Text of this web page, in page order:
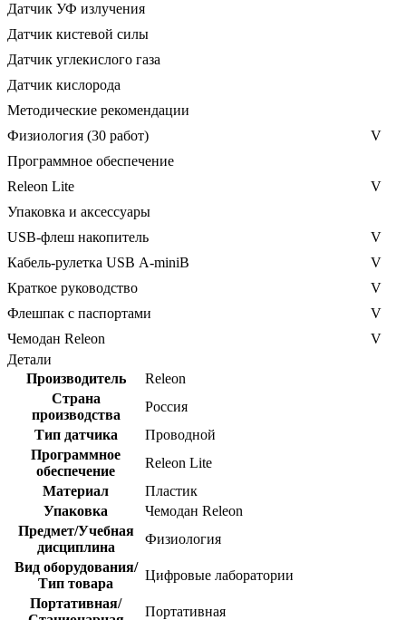
Датчик УФ излучения
Датчик кистевой силы
Датчик углекислого газа
Датчик кислорода
Методические рекомендации
Физиология (30 работ)
V
Программное обеспечение
Releon Lite
V
Упаковка и аксессуары
USB-флеш накопитель
V
Кабель-рулетка USB А-miniB
V
Краткое руководство
V
Флешпак с паспортами
V
Чемодан Releon
V
Детали
Производитель
Releon
Страна
производства
Россия
Тип датчика
Проводной
Программное
обеспечение
Releon Lite
Материал
Пластик
Упаковка
Чемодан Releon
Предмет/Учебная
дисциплина
Физиология
Вид оборудования/
Тип товара
Цифровые лаборатории
Портативная/
Портативная